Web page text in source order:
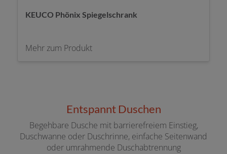
KEUCO Phönix Spiegelschrank
Mehr zum Produkt
Entspannt Duschen
Begehbare Dusche mit barrierefreiem Einstieg,
Duschwanne oder Duschrinne, einfache Seitenwand
oder umrahmende Duschabtrennung